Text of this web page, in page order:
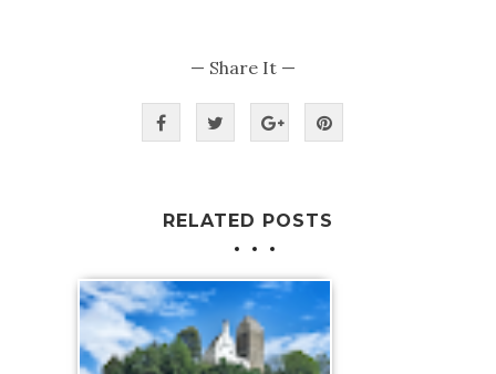
— Share It —
RELATED POSTS